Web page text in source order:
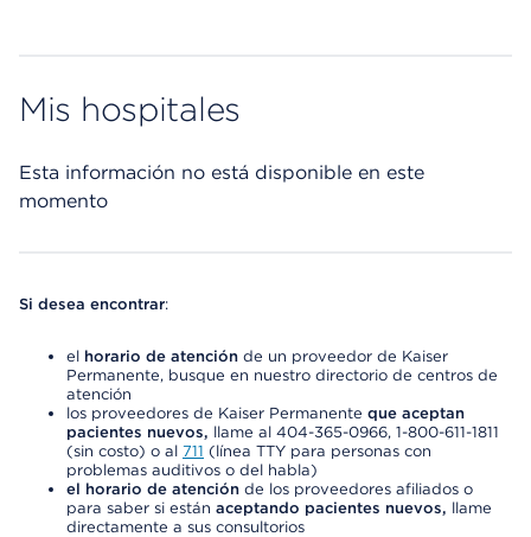
Mis hospitales
Esta información no está disponible en este
momento
Si desea encontrar:
el horario de atención de un proveedor de Kaiser
Permanente, busque en nuestro directorio de centros de
atención
los proveedores de Kaiser Permanente que aceptan
pacientes nuevos, llame al 404-365-0966, 1-800-611-1811
(sin costo) o al 711 (línea TTY para personas con
problemas auditivos o del habla)
el horario de atención de los proveedores afiliados o
para saber si están aceptando pacientes nuevos, llame
directamente a sus consultorios